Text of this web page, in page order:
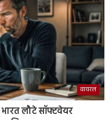
वायरल
लौटे सॉफ्टवेयर